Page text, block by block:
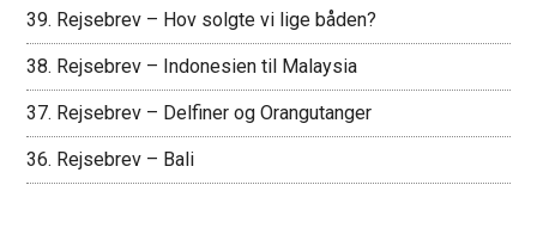
39. Rejsebrev – Hov solgte vi lige båden?
38. Rejsebrev – Indonesien til Malaysia
37. Rejsebrev – Delfiner og Orangutanger
36. Rejsebrev – Bali